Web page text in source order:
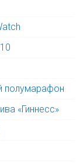
полумарафон
«Гиннесс»